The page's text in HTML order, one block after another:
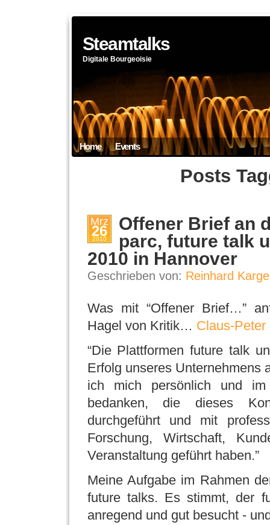
Steamtalks
Digitale Bourgeoisie
Home Events
Posts
Mrz
26
2010
Offener Brief an
parc, future talk
2010 in Hannover
Geschrieben von: Reinhard
Was mit “Offener Brief…”
Hagel von Kritik… Claus-Peter
“Die Plattformen future talk
Erfolg unseres Unternehmens
ich mich persönlich und
bedanken, die dieses
durchgeführt und mit
Forschung, Wirtschaft,
Veranstaltung geführt haben.”
Meine Aufgabe im Rahmen
future talks. Es stimmt, der
anregend und gut besucht -